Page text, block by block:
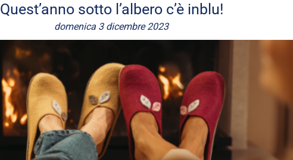
Quest’anno sotto l’albero c’è inblu!
domenica 3 dicembre 2023